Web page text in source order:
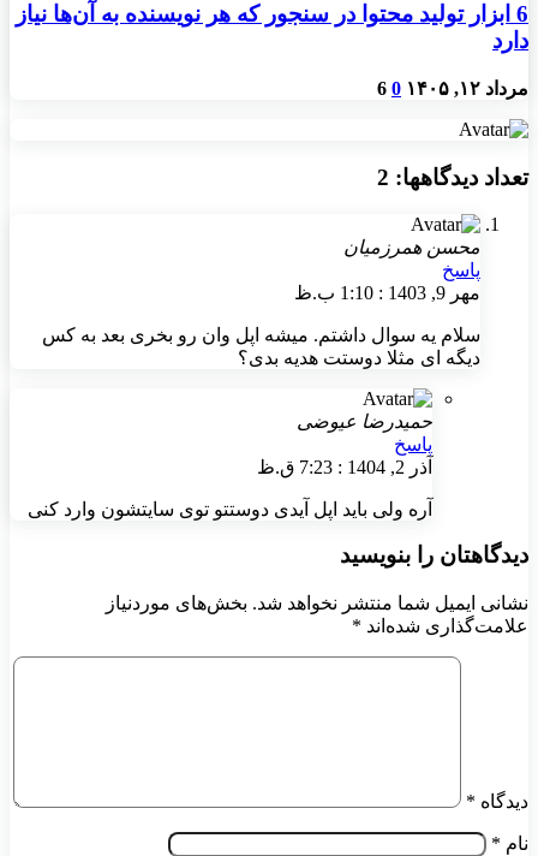
6 ابزار تولید محتوا در سنجور که هر نویسنده به آن‌ها نیاز
دارد
مرداد ۱۲, ۱۴۰۵ 0
6
تعداد دیدگاهها: 2
محسن همرزمیان
پاسخ
مهر 9, 1403 : 1:10 ب.ظ
سلام یه سوال داشتم. میشه اپل وان رو بخری بعد به کس
دیگه ای مثلا دوستت هدیه بدی؟
حمیدرضا عیوضی
پاسخ
آذر 2, 1404 : 7:23 ق.ظ
آره ولی باید اپل آیدی دوستتو توی سایتشون وارد کنی
دیدگاهتان را بنویسید
نشانی ایمیل شما منتشر نخواهد شد. بخش‌های موردنیاز
علامت‌گذاری شده‌اند *
دیدگاه *
نام *